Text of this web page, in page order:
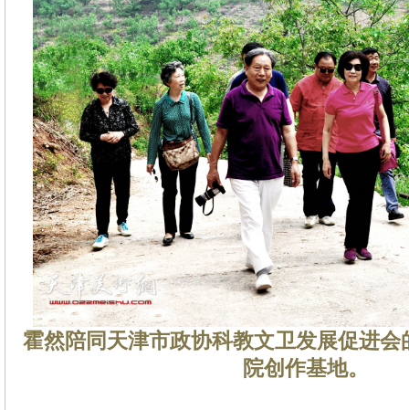
霍然陪同天津市政协科教文卫发展促进
院创作基地。